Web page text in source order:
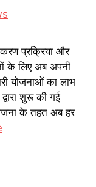
प्रक्रिया और
के लिए अब अपनी
योजनाओं का लाभ
शुरू की गई
के तहत अब हर